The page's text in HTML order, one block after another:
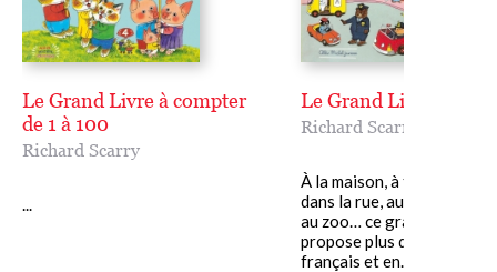
Le Grand Livre à compter
de 1 à 100
Richard Scarry
...
Le Grand Livre des
Richard Scarry
À la maison, à table, à
dans la rue, au jardin, au
au zoo… ce grand livre des
propose plus de 1000
français et en......